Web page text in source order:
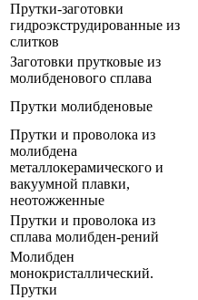
Прутки-заготовки
гидроэкструдированные из
слитков
Заготовки прутковые из
молибденового сплава
Прутки молибденовые
Прутки и проволока из
молибдена
металлокерамического и
вакуумной плавки,
неотожженные
Прутки и проволока из
сплава молибден-рений
Молибден
монокристаллический.
Прутки